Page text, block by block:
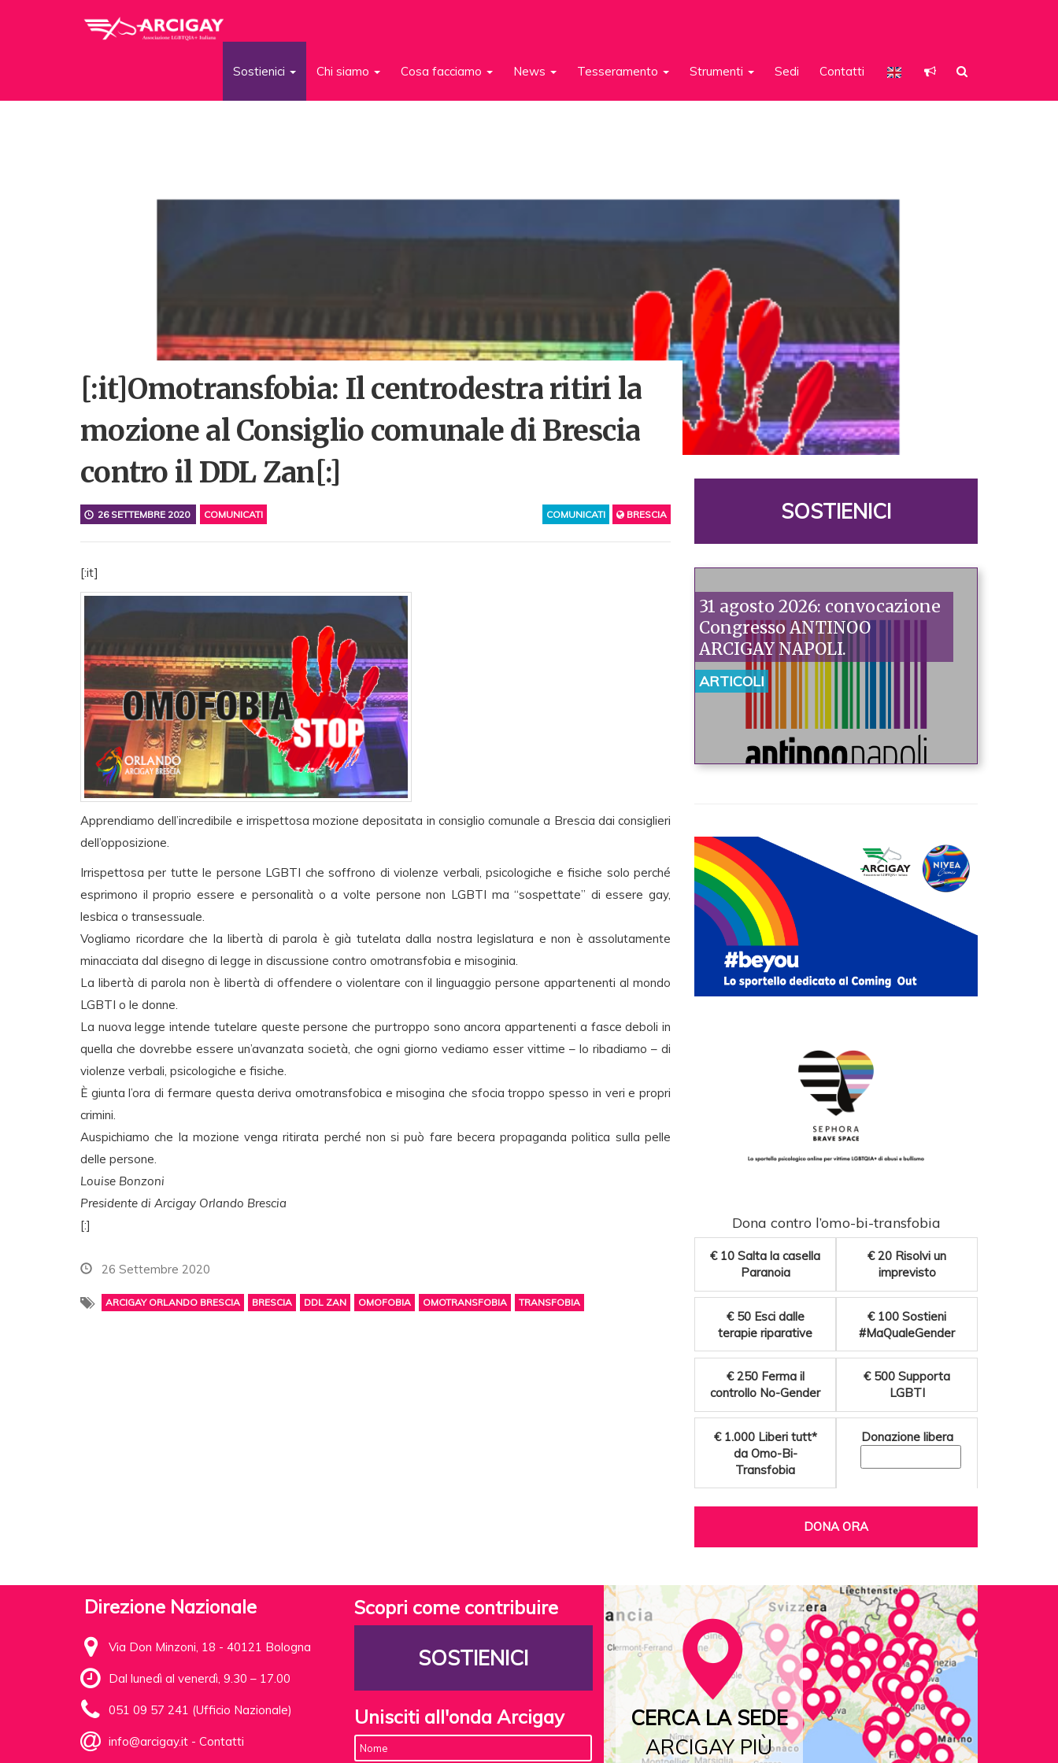
Sostienici Chi siamo Cosa facciamo News Tesseramento Strumenti Sedi Contatti
[:it]Omotransfobia: Il centrodestra ritiri la
mozione al Consiglio comunale di Brescia
contro il DDL Zan[:]
COMUNICATI BRESCIA
26 SETTEMBRE 2020 COMUNICATI
[:it]
Apprendiamo dell’incredibile e irrispettosa mozione depositata in consiglio comunale a Brescia dai consiglieri
dell’opposizione.
Irrispettosa per tutte le persone LGBTI che soffrono di violenze verbali, psicologiche e fisiche solo perché
esprimono il proprio essere e personalità o a volte persone non LGBTI ma “sospettate” di essere gay,
lesbica o transessuale.
Vogliamo ricordare che la libertà di parola è già tutelata dalla nostra legislatura e non è assolutamente
minacciata dal disegno di legge in discussione contro omotransfobia e misoginia.
La libertà di parola non è libertà di offendere o violentare con il linguaggio persone appartenenti al mondo
LGBTI o le donne.
La nuova legge intende tutelare queste persone che purtroppo sono ancora appartenenti a fasce deboli in
quella che dovrebbe essere un’avanzata società, che ogni giorno vediamo esser vittime – lo ribadiamo – di
violenze verbali, psicologiche e fisiche.
È giunta l’ora di fermare questa deriva omotransfobica e misogina che sfocia troppo spesso in veri e propri
crimini.
Auspichiamo che la mozione venga ritirata perché non si può fare becera propaganda politica sulla pelle
delle persone.
Louise Bonzoni
Presidente di Arcigay Orlando Brescia
[:]
26 Settembre 2020
ARCIGAY ORLANDO BRESCIA BRESCIA DDL ZAN OMOFOBIA OMOTRANSFOBIA TRANSFOBIA
SOSTIENICI
31 agosto 2026: convocazione
Congresso ANTINOO
ARCIGAY NAPOLI.
ARTICOLI
Dona contro l’omo-bi-transfobia
€ 10 Salta la casella
Paranoia
€ 20 Risolvi un
imprevisto
€ 50 Esci dalle
terapie riparative
€ 100 Sostieni
#MaQualeGender
€ 250 Ferma il
controllo No-Gender
€ 500 Supporta
LGBTI
€ 1.000 Liberi tutt*
da Omo-Bi-
Transfobia
Donazione libera
DONA ORA
Direzione Nazionale
Via Don Minzoni, 18 - 40121 Bologna
Dal lunedì al venerdì, 9.30 – 17.00
051 09 57 241 (Ufficio Nazionale)
info@arcigay.it - Contatti
Scopri come contribuire
SOSTIENICI
Unisciti all'onda Arcigay
CERCA LA SEDE
ARCIGAY PIÙ